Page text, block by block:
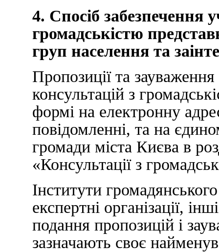
4. Спосіб забезпечення
громадськістю
груп населення та
Пропозиції та
консультацій з
формі на електронну
повідомленні, та на
громади міста Києва в
«Консультації з
Інститути
експертні організації,
подання пропозицій і
зазначають своє